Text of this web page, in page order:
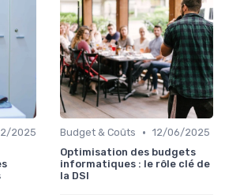
2025
Budget & Coûts • 12/06/2025
Optimisation des budgets
informatiques : le rôle clé de
la DSI